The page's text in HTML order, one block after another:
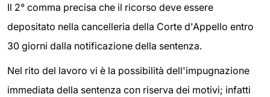
Il 2° comma precisa che il ricorso deve essere
depositato nella cancelleria della Corte d'Appello entro
30 giorni dalla notificazione della sentenza.
Nel rito del lavoro vi è la possibilità dell'impugnazione
immediata della sentenza con riserva dei motivi; infatti